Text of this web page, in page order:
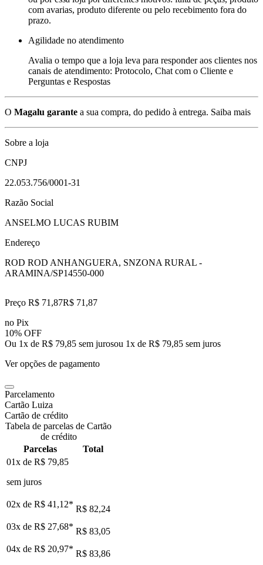
com avarias, produto diferente ou pelo recebimento fora do
prazo.
Agilidade no atendimento
Avalia o tempo que a loja leva para responder aos clientes nos
canais de atendimento: Protocolo, Chat com o Cliente e
Perguntas e Respostas
O Magalu garante a sua compra, do pedido à entrega. Saiba mais
Sobre a loja
CNPJ
22.053.756/0001-31
Razão Social
ANSELMO LUCAS RUBIM
Endereço
ROD ROD ANHANGUERA, SNZONA RURAL -
ARAMINA/SP14550-000
Preço R$ 71,87R$ 71 ,87
no Pix
10% OFF
Ou 1x de R$ 79,85 sem jurosou 1x de R$ 79,85 sem juros
Ver opções de pagamento
Parcelamento
Cartão Luiza
Cartão de crédito
Tabela de parcelas de Cartão
de crédito
Parcelas
Total
01x de R$ 79,85
sem juros
02x de R$ 41,12* R$ 82,24
03x de R$ 27,68* R$ 83,05
04x de R$ 20,97* R$ 83,86